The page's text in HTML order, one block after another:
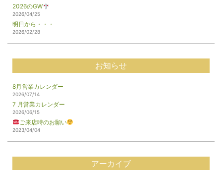
2026のGW
2026/04/25
明日から・・・
2026/02/28
お知らせ
8月営業カレンダー
2026/07/14
7 月営業カレンダー
2026/06/15
ご来店時のお願い
2023/04/04
アーカイブ